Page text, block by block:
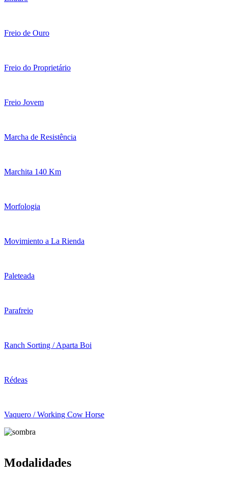
Freio de Ouro
Freio do Proprietário
Freio Jovem
Marcha de Resistência
Marchita 140 Km
Morfologia
Movimiento a La Rienda
Paleteada
Parafreio
Ranch Sorting / Aparta Boi
Rédeas
Vaquero / Working Cow Horse
Modalidades